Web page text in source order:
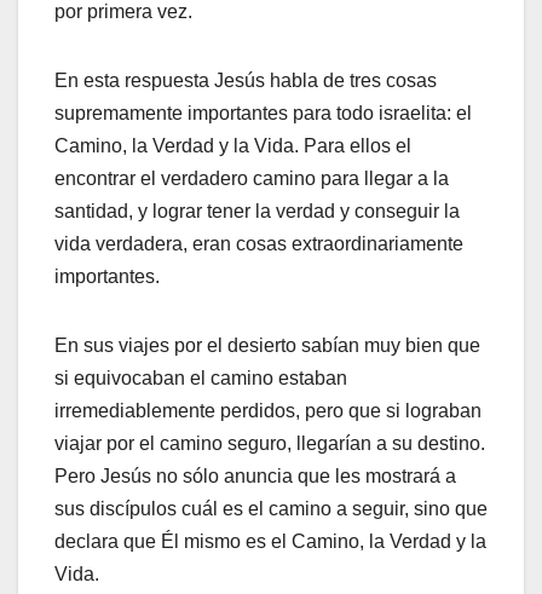
por primera vez.
En esta respuesta Jesús habla de tres cosas
supremamente importantes para todo israelita: el
Camino, la Verdad y la Vida. Para ellos el
encontrar el verdadero camino para llegar a la
santidad, y lograr tener la verdad y conseguir la
vida verdadera, eran cosas extraordinariamente
importantes.
En sus viajes por el desierto sabían muy bien que
si equivocaban el camino estaban
irremediablemente perdidos, pero que si lograban
viajar por el camino seguro, llegarían a su destino.
Pero Jesús no sólo anuncia que les mostrará a
sus discípulos cuál es el camino a seguir, sino que
declara que Él mismo es el Camino, la Verdad y la
Vida.